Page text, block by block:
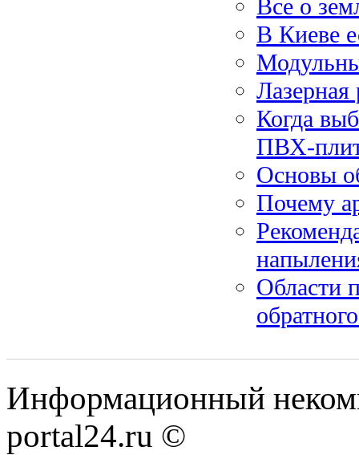
Все о
В Киеве
Лазерная
Когда
ПВХ-
Основы
Почему
Области
Информационный
portal24.ru ©